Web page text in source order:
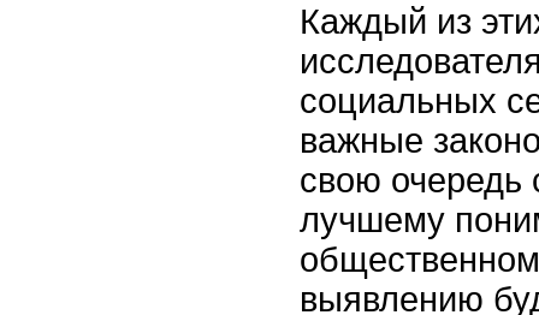
Каждый из
социальных
важные
свою очередь
лучшему
выявлению